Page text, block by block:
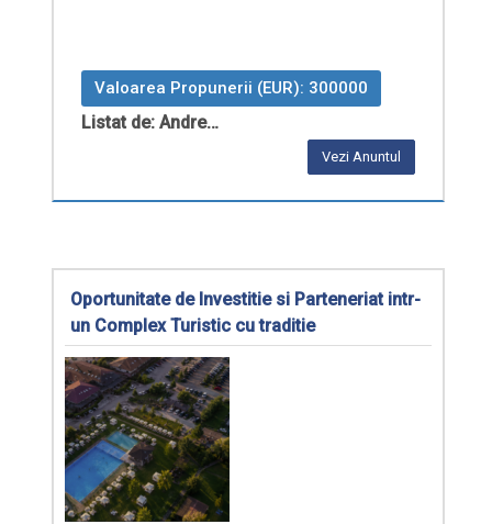
Valoarea Propunerii (EUR): 300000
Listat de: Andre…
Vezi Anuntul
Oportunitate de Investitie si Parteneriat intr-
un Complex Turistic cu traditie